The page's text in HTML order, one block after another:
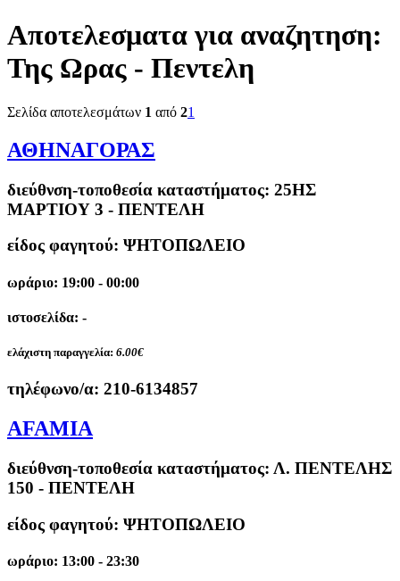
Αποτελεσματα για αναζητηση:
Της Ωρας - Πεντελη
Σελίδα αποτελεσμάτων 1 από 21
ΑΘΗΝΑΓΟΡΑΣ
διεύθνση-τοποθεσία καταστήματος: 25ΗΣ
ΜΑΡΤΙΟΥ 3 - ΠΕΝΤΕΛΗ
είδος φαγητού: ΨΗΤΟΠΩΛΕΙΟ
ωράριο: 19:00 - 00:00
ιστοσελίδα: -
ελάχιστη παραγγελία: 6.00€
τηλέφωνο/α: 210-6134857
AFAMIA
διεύθνση-τοποθεσία καταστήματος: Λ. ΠΕΝΤΕΛΗΣ
150 - ΠΕΝΤΕΛΗ
είδος φαγητού: ΨΗΤΟΠΩΛΕΙΟ
ωράριο: 13:00 - 23:30